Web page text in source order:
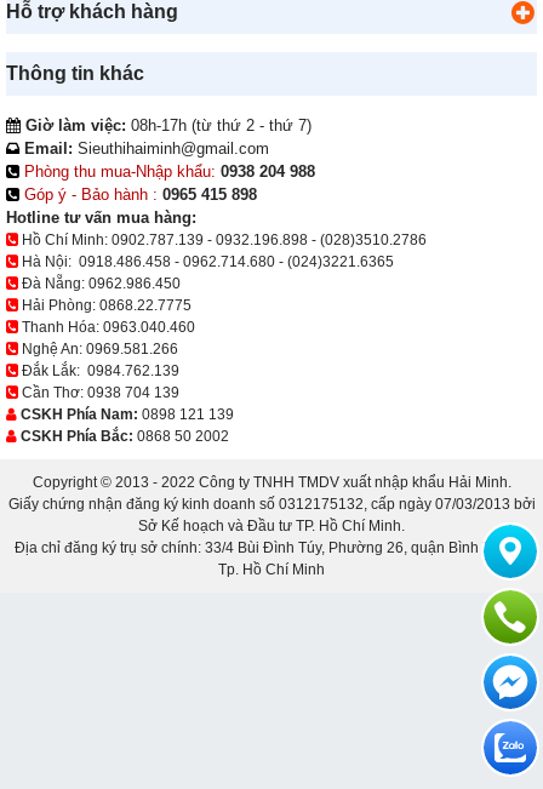
Hỗ trợ khách hàng
Thông tin khác
Giờ làm việc: 08h-17h (từ thứ 2 - thứ 7)
Email: Sieuthihaiminh@gmail.com
Phòng thu mua-Nhập khẩu: 0938 204 988
Góp ý - Bảo hành : 0965 415 898
Hotline tư vấn mua hàng:
Hồ Chí Minh: 0902.787.139 - 0932.196.898 - (028)3510.2786
Hà Nội: 0918.486.458 - 0962.714.680 - (024)3221.6365
Đà Nẵng: 0962.986.450
Hải Phòng: 0868.22.7775
Thanh Hóa: 0963.040.460
Nghệ An: 0969.581.266
Đắk Lắk: 0984.762.139
Cần Thơ: 0938 704 139
CSKH Phía Nam: 0898 121 139
CSKH Phía Bắc: 0868 50 2002
Copyright © 2013 - 2022 Công ty TNHH TMDV xuất nhập khẩu Hải Minh.
Giấy chứng nhận đăng ký kinh doanh số 0312175132, cấp ngày 07/03/2013 bởi
Sở Kế hoạch và Đầu tư TP. Hồ Chí Minh.
Địa chỉ đăng ký trụ sở chính: 33/4 Bùi Đình Túy, Phường 26, quận Bình Thạnh,
Tp. Hồ Chí Minh